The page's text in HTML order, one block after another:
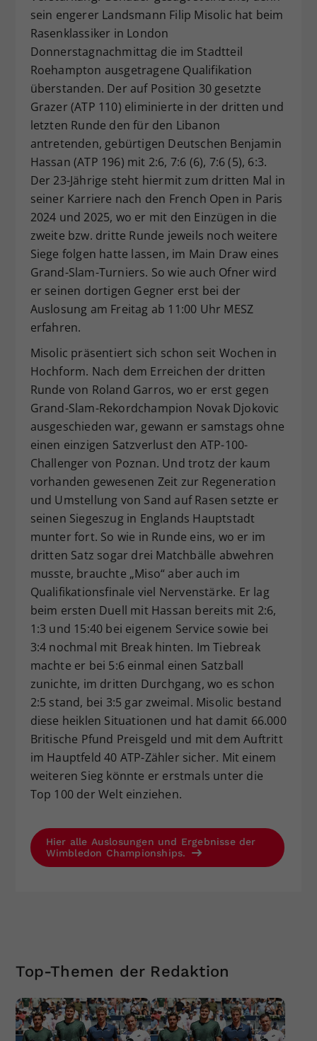
sein engerer Landsmann Filip Misolic hat beim
Rasenklassiker in London
Donnerstagnachmittag die im Stadtteil
Roehampton ausgetragene Qualifikation
überstanden. Der auf Position 30 gesetzte
Grazer (ATP 110) eliminierte in der dritten und
letzten Runde den für den Libanon
antretenden, gebürtigen Deutschen Benjamin
Hassan (ATP 196) mit 2:6, 7:6 (6), 7:6 (5), 6:3.
Der 23-Jährige steht hiermit zum dritten Mal in
seiner Karriere nach den French Open in Paris
2024 und 2025, wo er mit den Einzügen in die
zweite bzw. dritte Runde jeweils noch weitere
Siege folgen hatte lassen, im Main Draw eines
Grand-Slam-Turniers. So wie auch Ofner wird
er seinen dortigen Gegner erst bei der
Auslosung am Freitag ab 11:00 Uhr MESZ
erfahren.
Misolic präsentiert sich schon seit Wochen in
Hochform. Nach dem Erreichen der dritten
Runde von Roland Garros, wo er erst gegen
Grand-Slam-Rekordchampion Novak Djokovic
ausgeschieden war, gewann er samstags ohne
einen einzigen Satzverlust den ATP-100-
Challenger von Poznan. Und trotz der kaum
vorhanden gewesenen Zeit zur Regeneration
und Umstellung von Sand auf Rasen setzte er
seinen Siegeszug in Englands Hauptstadt
munter fort. So wie in Runde eins, wo er im
dritten Satz sogar drei Matchbälle abwehren
musste, brauchte „Miso“ aber auch im
Qualifikationsfinale viel Nervenstärke. Er lag
beim ersten Duell mit Hassan bereits mit 2:6,
1:3 und 15:40 bei eigenem Service sowie bei
3:4 nochmal mit Break hinten. Im Tiebreak
machte er bei 5:6 einmal einen Satzball
zunichte, im dritten Durchgang, wo es schon
2:5 stand, bei 3:5 gar zweimal. Misolic bestand
diese heiklen Situationen und hat damit 66.000
Britische Pfund Preisgeld und mit dem Auftritt
im Hauptfeld 40 ATP-Zähler sicher. Mit einem
weiteren Sieg könnte er erstmals unter die
Top 100 der Welt einziehen.
Hier alle Auslosungen und Ergebnisse der
Wimbledon Championships.
Top-Themen der Redaktion
Zweck
Dieser Wert speichert Ihre Consent-
Einstellungen. Unter anderem eine
zufällig generierte ID, für die
historische Speicherung Ihrer
vorgenommen Einstellungen, falls der
Webseiten-Betreiber dies eingestellt
hat.